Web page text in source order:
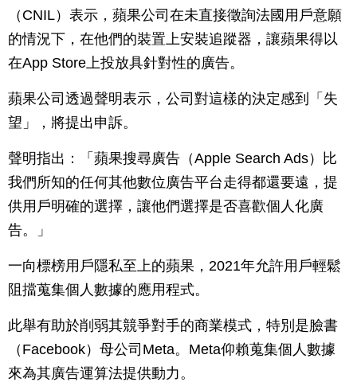
（CNIL）表示，蘋果公司在未直接徵詢法國用戶意願
的情況下，在他們的裝置上安裝追蹤器，讓蘋果得以
在App Store上投放具針對性的廣告。
蘋果公司透過聲明表示，公司對這樣的決定感到「失
望」，將提出申訴。
聲明指出：「蘋果搜尋廣告（Apple Search Ads）比
我們所知的任何其他數位廣告平台走得都還要遠，提
供用戶明確的選擇，讓他們選擇是否喜歡個人化廣
告。」
一向標榜用戶隱私至上的蘋果，2021年允許用戶輕鬆
阻擋蒐集個人數據的應用程式。
此舉有助於削弱其競爭對手的商業模式，特別是臉書
（Facebook）母公司Meta。Meta仰賴蒐集個人數據
來為其廣告運算法提供動力。